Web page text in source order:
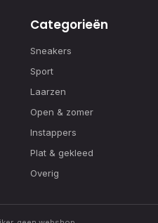
Categorieën
Sneakers
Sport
Laarzen
Open & zomer
Instappers
Plat & gekleed
Overig